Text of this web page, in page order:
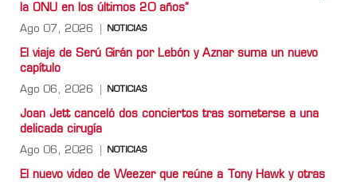
la ONU en los últimos 20 años”
Ago 07, 2026 NOTICIAS
El viaje de Serú Girán por Lebón y Aznar suma un nuevo
capítulo
Ago 06, 2026 NOTICIAS
Joan Jett canceló dos conciertos tras someterse a una
delicada cirugía
Ago 06, 2026 NOTICIAS
El nuevo video de Weezer que reúne a Tony Hawk y otras